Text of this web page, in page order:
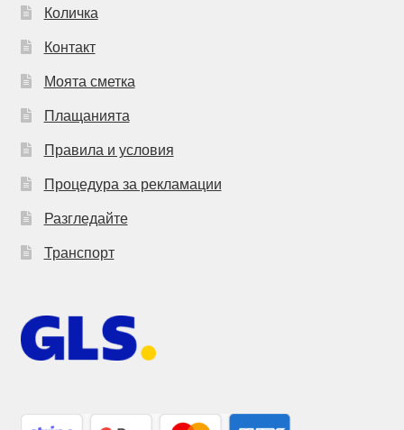
Количка
Контакт
Моята сметка
Плащанията
Правила и условия
Процедура за рекламации
Разгледайте
Транспорт